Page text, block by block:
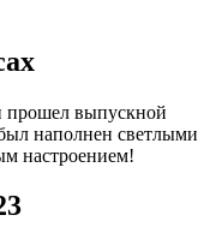
прошел выпускной
наполнен светлыми
настроением!